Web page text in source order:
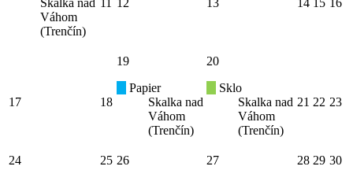
Skalka nad
Váhom
(Trenčín)
11 12 13 14 15 16
17 18
19
Papier
Skalka nad
Váhom
(Trenčín)
20
Sklo
Skalka nad
Váhom
(Trenčín)
21 22 23
24 25 26 27 28 29 30